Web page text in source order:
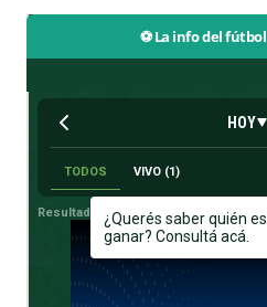
⚽ La info del fútbol